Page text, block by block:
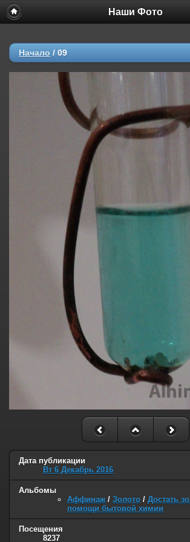
Наши Фото
Начало / 09
Дата публикации
Вт 6 Декабрь 2016
Альбомы
Аффинаж / Золото / Достать
помощи бытовой химии
Посещения
8237